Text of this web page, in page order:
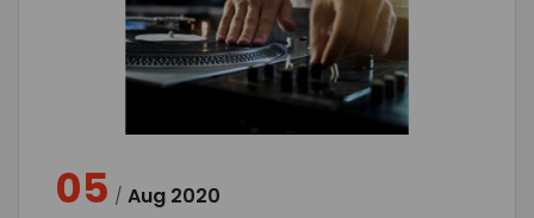
05 / Aug 2020